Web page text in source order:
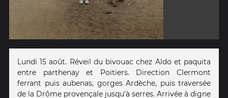
Lundi 15 août. Réveil du bivouac chez Aldo et paquita
entre parthenay et Poitiers. Direction Clermont
ferrant puis aubenas, gorges Ardèche, puis traversée
de la Drôme provençale jusqu'à serres. Arrivée à digne